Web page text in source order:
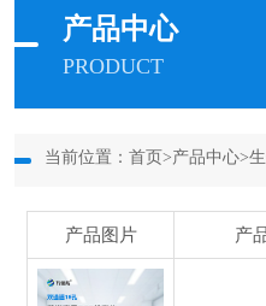
产品中心
PRODUCT
当前位置： 首页 >产品中心>
产品图片 产